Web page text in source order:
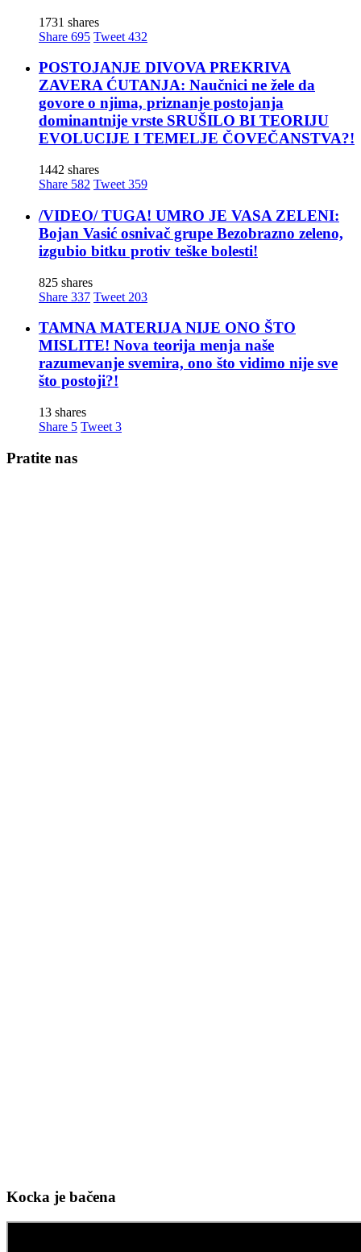
1731 shares
Share 695 Tweet 432
POSTOJANJE DIVOVA PREKRIVA
ZAVERA ĆUTANJA: Naučnici ne žele da
govore o njima, priznanje postojanja
dominantnije vrste SRUŠILO BI TEORIJU
EVOLUCIJE I TEMELJE ČOVEČANSTVA?!
1442 shares
Share 582 Tweet 359
/VIDEO/ TUGA! UMRO JE VASA ZELENI:
Bojan Vasić osnivač grupe Bezobrazno zeleno,
izgubio bitku protiv teške bolesti!
825 shares
Share 337 Tweet 203
TAMNA MATERIJA NIJE ONO ŠTO
MISLITE! Nova teorija menja naše
razumevanje svemira, ono što vidimo nije sve
što postoji?!
13 shares
Share 5 Tweet 3
Pratite nas
Kocka je bačena